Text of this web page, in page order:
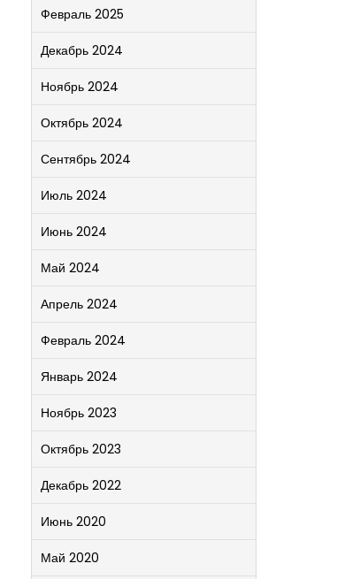
Февраль 2025
Декабрь 2024
Ноябрь 2024
Октябрь 2024
Сентябрь 2024
Июль 2024
Июнь 2024
Май 2024
Апрель 2024
Февраль 2024
Январь 2024
Ноябрь 2023
Октябрь 2023
Декабрь 2022
Июнь 2020
Май 2020